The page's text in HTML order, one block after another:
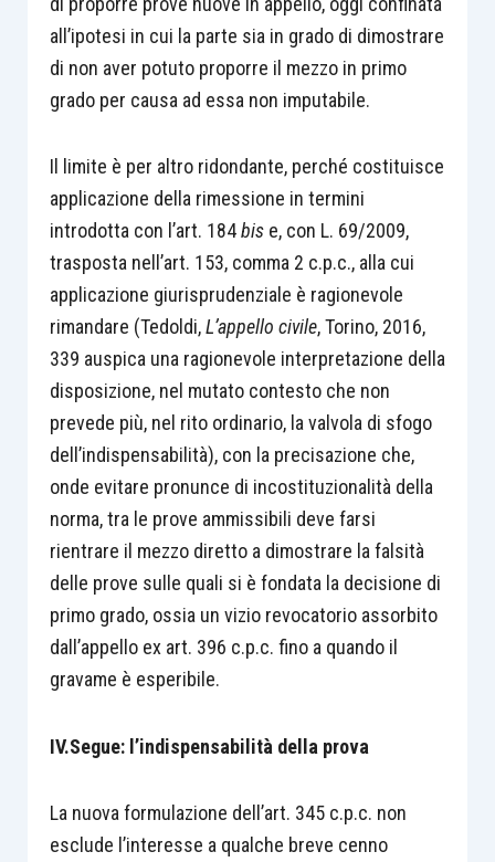
all’ipotesi in cui la parte sia in grado di dimostrare
di non aver potuto proporre il mezzo in primo
grado per causa ad essa non imputabile.
Il limite è per altro ridondante, perché costituisce
applicazione della rimessione in termini
introdotta con l’art. 184bise, con L. 69/2009,
trasposta nell’art. 153, comma 2 c.p.c., alla cui
applicazione giurisprudenziale è ragionevole
rimandare (Tedoldi,L’appello civile, Torino, 2016,
339 auspica una ragionevole interpretazione della
disposizione, nel mutato contesto che non
prevede più, nel rito ordinario, la valvola di sfogo
dell’indispensabilità), con la precisazione che,
onde evitare pronunce di incostituzionalità della
norma, tra le prove ammissibili deve farsi
rientrare il mezzo diretto a dimostrare la falsità
delle prove sulle quali si è fondata la decisione di
primo grado, ossia un vizio revocatorio assorbito
dall’appello ex art. 396 c.p.c. fino a quando il
gravame è esperibile.
IV.Segue: l’indispensabilità della prova
La nuova formulazione dell’art. 345 c.p.c. non
esclude l’interesse a qualche breve cenno